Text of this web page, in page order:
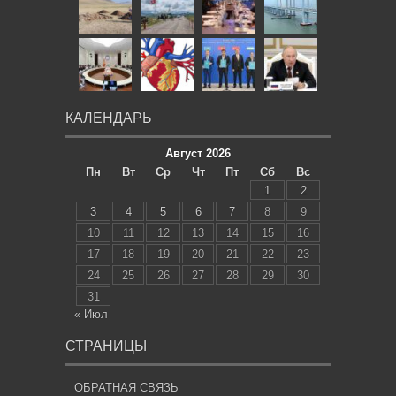
КАЛЕНДАРЬ
Август 2026
Пн
Вт Ср Чт Пт Сб
Вс
1
2
3
4 5 6 7 8
9
10
11 12 13 14 15
16
17
18 19 20 21 22
23
24
25 26 27 28 29
30
31
« Июл
СТРАНИЦЫ
ОБРАТНАЯ СВЯЗЬ